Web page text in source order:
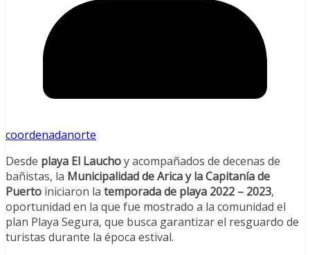
coordenadanorte
Desde playa El Lauchoy acompañados de decenas de
bañistas, la Municipalidad de Arica y la Capitanía de
Puerto iniciaron la temporada de playa 2022 – 2023,
oportunidad en la que fue mostrado a la comunidad el
plan Playa Segura, que busca garantizar el resguardo de
turistas durante la época estival.